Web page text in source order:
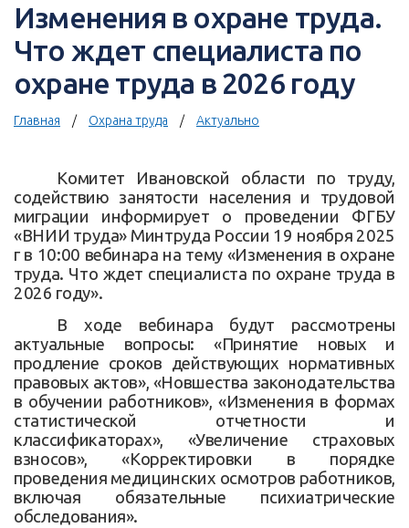
Изменения в охране труда.
Что ждет специалиста по
охране труда в 2026 году
Главная Охрана труда Актуально
Комитет Ивановской области по труду,
содействию занятости населения и трудовой
миграции информирует о проведении ФГБУ
«ВНИИ труда» Минтруда России 19 ноября 2025
г в 10:00 вебинара на тему «Изменения в охране
труда. Что ждет специалиста по охране труда в
2026 году».
В ходе вебинара будут рассмотрены
актуальные вопросы: «Принятие новых и
продление сроков действующих нормативных
правовых актов», «Новшества законодательства
в обучении работников», «Изменения в формах
статистической отчетности и
классификаторах», «Увеличение страховых
взносов», «Корректировки в порядке
проведения медицинских осмотров работников,
включая обязательные психиатрические
обследования».